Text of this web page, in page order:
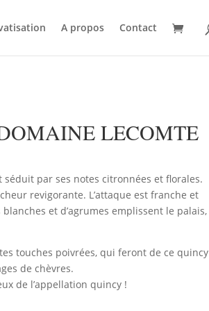
A propos Contact
LECOMTE
par ses notes citronnées et florales.
revigorante. L’attaque est franche et
et d’agrumes emplissent le palais,
touches poivrées, qui feront de ce quincy
de chèvres.
de l’appellation quincy !